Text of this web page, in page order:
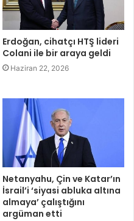
Erdoğan, cihatçı HTŞ lideri
Colani ile bir araya geldi
Haziran 22, 2026
Netanyahu, Çin ve Katar’ın
İsrail’i ‘siyasi abluka altına
almaya’ çalıştığını
argüman etti